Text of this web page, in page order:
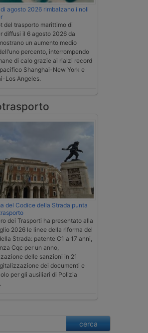
di agosto 2026 rimbalzano i noli
del trasporto marittimo di
diffusi il 6 agosto 2026 da
un aumento medio
percento, interrompendo
di calo grazie ai rialzi record
Shanghai-New York e
Los Angeles.
del Codice della Strada punta
dei Trasporti ha presentato alla
2026 le linee della riforma del
Strada: patente C1 a 17 anni,
Cqc per un anno,
delle sanzioni in 21
dei documenti e
per gli ausiliari di Polizia
cerca